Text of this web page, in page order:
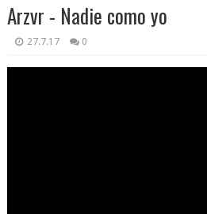
Arzvr - Nadie como yo
27.7.17 0